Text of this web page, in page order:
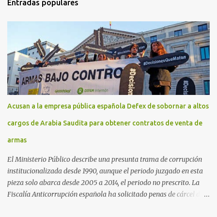
Entradas populares
Acusan a la empresa pública española Defex de sobornar a altos
cargos de Arabia Saudita para obtener contratos de venta de
armas
El Ministerio Público describe una presunta trama de corrupción
institucionalizada desde 1990, aunque el periodo juzgado en esta
pieza solo abarca desde 2005 a 2014, el periodo no prescrito. La
Fiscalía Anticorrupción española ha solicitado penas de cárcel de